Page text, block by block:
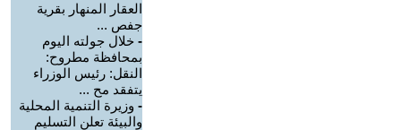
العقار المنهار بقرية
جفص ...
- خلال جولته اليوم
بمحافظة مطروح:
النقل: رئيس الوزراء
يتفقد مح ...
- وزيرة التنمية المحلية
والبيئة تعلن التسليم